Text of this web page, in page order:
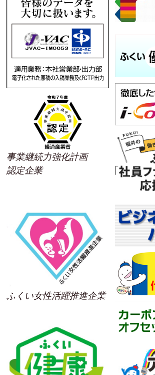
事業継続力強化計画
認定企業
ふくい女性活躍推進企業